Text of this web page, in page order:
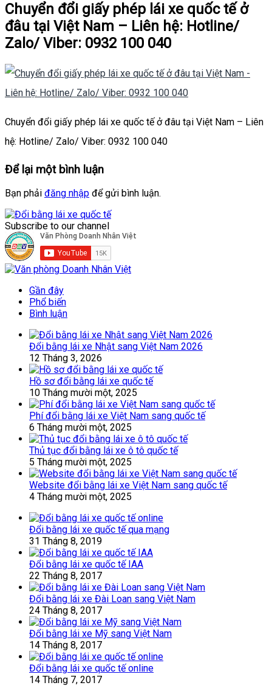
Chuyển đổi giấy phép lái xe quốc tế ở
đâu tại Việt Nam – Liên hệ: Hotline/
Zalo/ Viber: 0932 100 040
Chuyển đổi giấy phép lái xe quốc tế ở đâu tại Việt Nam – Liên
hệ: Hotline/ Zalo/ Viber: 0932 100 040
Để lại một bình luận
Bạn phải đăng nhập để gửi bình luận.
Subscribe to our channel
Gần đây
Phổ biến
Bình luận
Đổi bằng lái xe Nhật sang Việt Nam 2026
12 Tháng 3, 2026
Hồ sơ đổi bằng lái xe quốc tế
10 Tháng mười một, 2025
Phí đổi bằng lái xe Việt Nam sang quốc tế
6 Tháng mười một, 2025
Thủ tục đổi bằng lái xe ô tô quốc tế
5 Tháng mười một, 2025
Website đổi bằng lái xe Việt Nam sang quốc tế
4 Tháng mười một, 2025
Đổi bằng lái xe quốc tế qua mạng
31 Tháng 8, 2019
Đổi bằng lái xe quốc tế IAA
22 Tháng 8, 2017
Đổi bằng lái xe Đài Loan sang Việt Nam
24 Tháng 8, 2017
Đổi bằng lái xe Mỹ sang Việt Nam
14 Tháng 8, 2017
Đổi bằng lái xe quốc tế online
14 Tháng 7, 2017